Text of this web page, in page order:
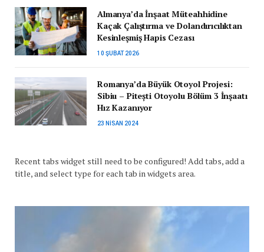
Almanya’da İnşaat Müteahhidine
Kaçak Çalıştırma ve Dolandırıcılıktan
Kesinleşmiş Hapis Cezası
10 ŞUBAT 2026
Romanya’da Büyük Otoyol Projesi:
Sibiu – Pitești Otoyolu Bölüm 3 İnşaatı
Hız Kazanıyor
23 NISAN 2024
Recent tabs widget still need to be configured! Add tabs, add a
title, and select type for each tab in widgets area.